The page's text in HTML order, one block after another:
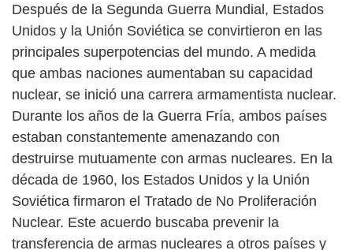
Después de la Segunda Guerra Mundial, Estados
Unidos y la Unión Soviética se convirtieron en las
principales superpotencias del mundo. A medida
que ambas naciones aumentaban su capacidad
nuclear, se inició una carrera armamentista nuclear.
Durante los años de la Guerra Fría, ambos países
estaban constantemente amenazando con
destruirse mutuamente con armas nucleares. En la
década de 1960, los Estados Unidos y la Unión
Soviética firmaron el Tratado de No Proliferación
Nuclear. Este acuerdo buscaba prevenir la
transferencia de armas nucleares a otros países y